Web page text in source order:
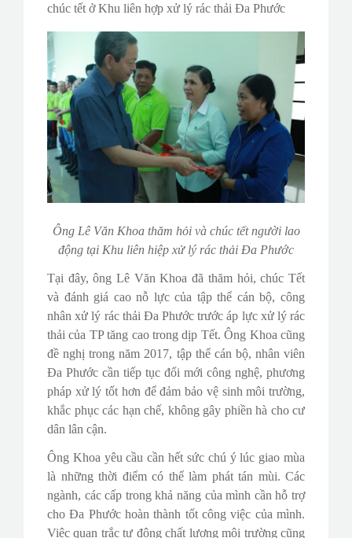
chúc tết ở Khu liên hợp xử lý rác thải Đa Phước
Ông Lê Văn Khoa thăm hỏi và chúc tết người lao
động tại Khu liên hiệp xử lý rác thải Đa Phước
Tại đây, ông Lê Văn Khoa đã thăm hỏi, chúc Tết
và đánh giá cao nỗ lực của tập thể cán bộ, công
nhân xử lý rác thải Đa Phước trước áp lực xử lý rác
thải của TP tăng cao trong dịp Tết. Ông Khoa cũng
đề nghị trong năm 2017, tập thể cán bộ, nhân viên
Đa Phước cần tiếp tục đổi mới công nghệ, phương
pháp xử lý tốt hơn để đảm bảo vệ sinh môi trường,
khắc phục các hạn chế, không gây phiền hà cho cư
dân lân cận.
Ông Khoa yêu cầu cần hết sức chú ý lúc giao mùa
là những thời điểm có thể làm phát tán mùi. Các
ngành, các cấp trong khả năng của mình cần hỗ trợ
cho Đa Phước hoàn thành tốt công việc của mình.
Việc quan trắc tự động chất lượng môi trường cũng